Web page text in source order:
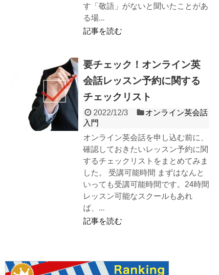
す「敬語」がないと聞いたことがあ
る場...
記事を読む
要チェック！オンライン英
会話レッスン予約に関する
チェックリスト
2022/12/3
オンライン英会話
入門
オンライン英会話を申し込む前に、
確認しておきたいレッスン予約に関
するチェックリストをまとめてみま
した。 受講可能時間 まずはなんと
いっても受講可能時間です。24時間
レッスン可能なスクールもあれ
ば、...
記事を読む